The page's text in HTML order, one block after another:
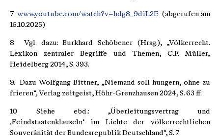
7 www.youtube.com/watch?v=hdg8_9diL2E(abgerufen am
15.10.2025)
8 Vgl. dazu: Burkhard Schöbener (Hrsg.), „Völkerrecht.
Lexikon zentraler Begriffe und Themen, C.F. Müller,
Heidelberg 2014, S. 393.
9. Dazu Wolfgang Bittner, „Niemand soll hungern, ohne zu
frieren“, Verlag zeitgeist, Höhr-Grenzhausen 2024, S. 63 ff.
10 Siehe ebd.: „Überleitungsvertrag und
‚Feindstaatenklauseln‘ im Lichte der völkerrechtlichen
Souveränität der Bundesrepublik Deutschland“, S. 7.